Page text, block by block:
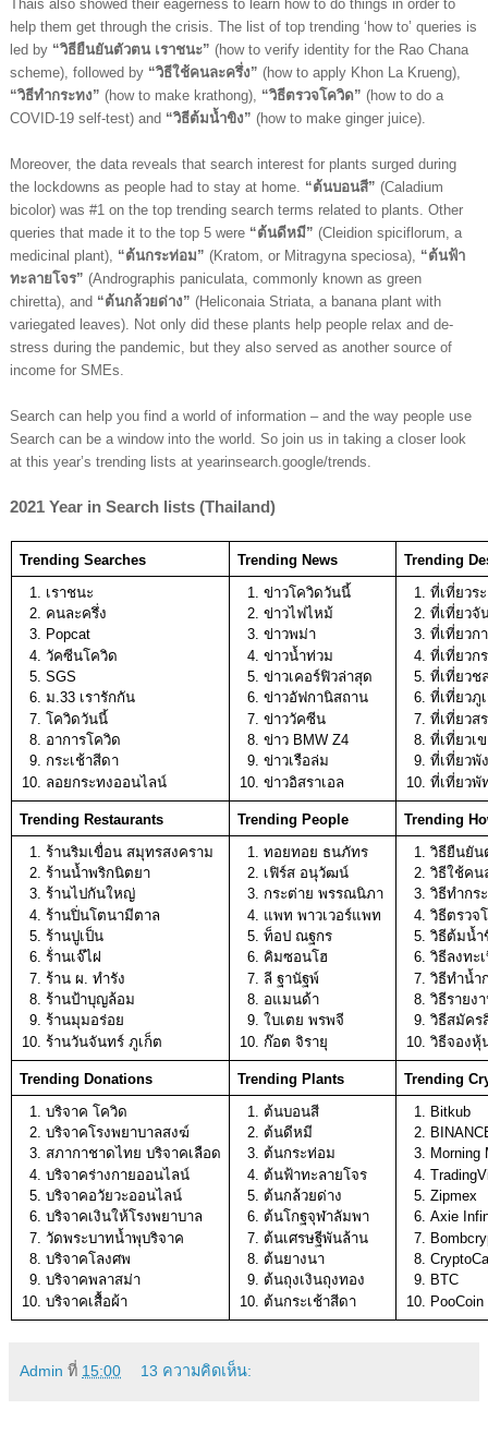
Thais also showed their eagerness to learn how to do things in order to
help them get through the crisis. The list of top trending ‘how to’ queries is
led by “วิธียืนยันตัวตน เราชนะ” (how to verify identity for the Rao Chana
scheme), followed by “วิธีใช้คนละครึ่ง”
“วิธีทำกระทง” (how to make krathong), “วิธีตรวจโควิด” (how to do a
COVID-19 self-test) and “วิธีต้มน้ำขิง” (how to make ginger juice).
Moreover, the data reveals that search interest for plants surged during
the lockdowns as people had to stay at home. “ต้นบอนสี” (Caladium
bicolor) was #1 on the top trending search terms related to plants. Other
queries that made it to the top 5 were “ต้นดีหมี” (Cleidion spiciflorum, a
medicinal plant), “ต้นกระท่อม” (Kratom, or Mitragyna speciosa), “ต้นฟ้า
ทะลายโจร” (Andrographis paniculata, commonly known as green
chiretta), and “ต้นกล้วยด่าง” (Heliconaia Striata, a banana plant with
variegated leaves). Not only did these plants help people relax and de-
stress during the pandemic, but they also served as another source of
income for SMEs.
Search can help you find a world of information – and the way people use
Search can be a window into the world. So join us in taking a closer look
at this year’s trending lists at yearinsearch.google/trends.
2021 Year in Search lists (Thailand)
Trending Searches Trending News
Trending
เราชนะ
คนละครึ่ง
Popcat
วัคซีนโควิด
SGS
ม.33 เรารักกัน
โควิดวันนี้
อาการโควิด
กระเช้าสีดา
ลอยกระทงออนไลน์
ข่าวโควิดวันนี้
ข่าวไฟไหม้
ข่าวพม่า
ข่าวน้ำท่วม
ข่าวเคอร์ฟิวล่าสุด
ข่าวอัฟกานิสถาน
ข่าววัคซีน
ข่าว BMW Z4
ข่าวเรือล่ม
ข่าวอิสราเอล
ที่เที่ยวร
ที่เที่ยวจั
ที่เที่ยว
ที่เที่ยวก
ที่เที่ยวช
ที่เที่ยวภู
ที่เที่ยวส
ที่เที่ยวเ
ที่เที่ยวพั
ที่เที่ยวพั
Trending Restaurants Trending People
Trending
ร้านริมเขื่อน สมุทรสงคราม
ร้านน้ำพริกนิตยา
ร้านไปกันใหญ่
ร้านปิ่นโตนามีตาล
ร้านปูเป็น
ร้่านเจ๊ไฝ
ร้าน ผ. ทำรัง
ร้านป้าบุญล้อม
ร้านมุมอร่อย
ร้านวันจันทร์ ภูเก็ต
ทอยทอย ธนภัทร
เฟิร์ส อนุวัฒน์
กระต่าย พรรณนิภา
แพท พาวเวอร์แพท
ท็อป ณฐกร
คิมซอนโฮ
ลี ฐานัฐพ์
อแมนด้า
ใบเตย พรพจี
ก๊อต จิรายุ
วิธียืนยัน
วิธีใช้คน
วิธีทำกร
วิธีตรวจ
วิธีต้มน้
วิธีลงทะ
วิธีทำน้ำ
วิธีรายง
วิธีสมัคร
วิธีจองหุ้
Trending Donations Trending Plants
Trending
บริจาค โควิด
บริจาคโรงพยาบาลสงฆ์
สภากาชาดไทย บริจาคเลือด
บริจาคร่างกายออนไลน์
บริจาคอวัยวะออนไลน์
บริจาคเงินให้โรงพยาบาล
วัดพระบาทน้ำพุบริจาค
บริจาคโลงศพ
บริจาคพลาสม่า
บริจาคเสื้อผ้า
ต้นบอนสี
ต้นดีหมี
ต้นกระท่อม
ต้นฟ้าทะลายโจร
ต้นกล้วยด่าง
ต้นโกฐจุฬาลัมพา
ต้นเศรษฐีพันล้าน
ต้นยางนา
ต้นถุงเงินถุงทอง
ต้นกระเช้าสีดา
Bitkub
Morning
Zipmex
Axie
BTC
PooCoin
Admin ที่ 15:00 13 ความคิดเห็น: